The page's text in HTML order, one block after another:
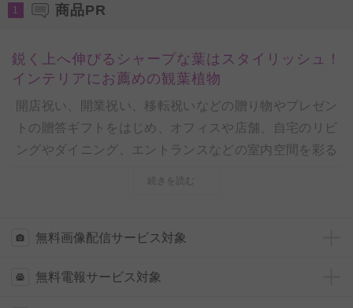
1 商品PR
鋭く上へ伸びるシャープな葉はスタイリッシュ！
インテリアにお薦めの観葉植物
開店祝い、開業祝い、移転祝いなどの贈り物やプレゼン
トの贈答ギフトをはじめ、オフィスや店舗、自宅のリビ
ングやダイニング、エントランスなどの室内空間を彩る
◆「サンスベリア・スタッキー」とは？
な印象から、自宅リビングや店舗、ショップやオフィス
続きを読む
無料画像配信サービス対象
無料電報サービス対象